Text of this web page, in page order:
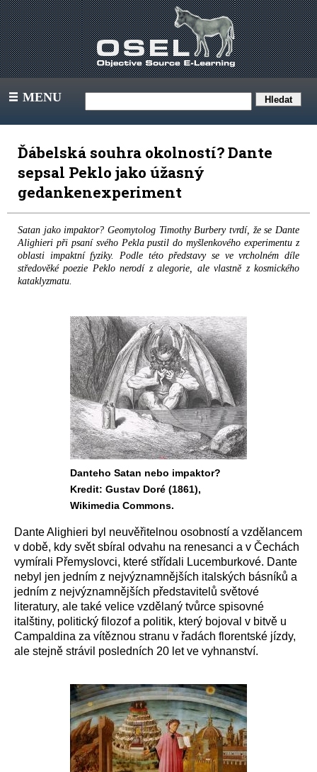
III MENU
Ďábelská souhra okolností? Dante
sepsal Peklo jako úžasný
gedankenexperiment
Satan jako impaktor? Geomytolog Timothy Burbery tvrdí, že se Dante
Alighieri při psaní svého Pekla pustil do myšlenkového experimentu z
oblasti impaktní fyziky. Podle této představy se ve vrcholném díle
středověké poezie Peklo nerodí z alegorie, ale vlastně z kosmického
kataklyzmatu.
Danteho Satan nebo impaktor?
Kredit: Gustav Doré (1861),
Wikimedia Commons.
Dante Alighieri byl neuvěřitelnou osobností a vzdělancem
v době, kdy svět sbíral odvahu na renesanci a v Čechách
vymírali Přemyslovci, které střídali Lucemburkové. Dante
nebyl jen jedním z nejvýznamnějších italských básníků a
jedním z nejvýznamnějších představitelů světové
literatury, ale také velice vzdělaný tvůrce spisovné
italštiny, politický filozof a politik, který bojoval v bitvě u
Campaldina za vítěznou stranu v řadách florentské jízdy,
ale stejně strávil posledních 20 let ve vyhnanství.